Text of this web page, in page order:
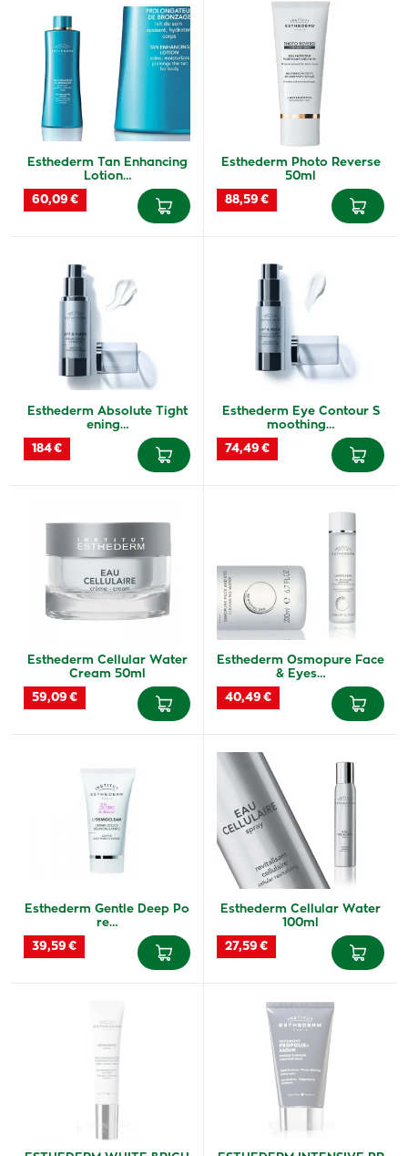
Esthederm Tan Enhancing
Lotion…
60,09 €
Esthederm Photo Reverse
50ml
88,59 €
Esthederm Absolute Tight
ening…
184 €
Esthederm Eye Contour S
moothing…
74,49 €
Esthederm Cellular Water
Cream 50ml
59,09 €
Esthederm Osmopure Face
& Eyes…
40,49 €
Esthederm Gentle Deep Po
re…
39,59 €
Esthederm Cellular Water
100ml
27,59 €